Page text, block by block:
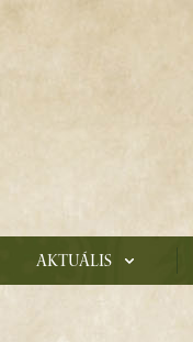
Aktuális